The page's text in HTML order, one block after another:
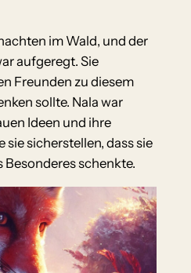
im Wald, und der
aufgeregt. Sie
Freunden zu diesem
sollte. Nala war
Ideen und ihre
sicherstellen, dass sie
schenkte.